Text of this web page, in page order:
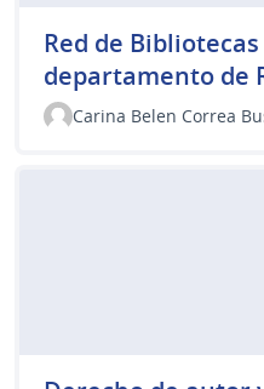
Red de
departamento de
Carina Belen Correa